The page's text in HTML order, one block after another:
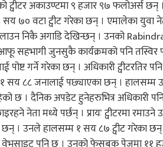
ट्वीटर अकाउण्टमा ९ हजार ९७ फलोअर्स
वटा ट्वीट गरेका छन् । एमालेका युवा
निकै अगाडि देखिन्छन् । उनको
जुनसुकै कार्यक्रमको पनि तस्विर
गर्ने गरेका छन् । अधिकारी ट्वीटरतिर
सय ८८ जनालाई पछ्याएका छन् । हालसम्म
छ । दैनिक अपडेट हुनेहरुभित्र अधिकारी
नेता मध्ये पर्छन् । प्रायः ट्वीटरमा
। उनले हालसम्म १ सय ८७ ट्वीट गरेका छन्